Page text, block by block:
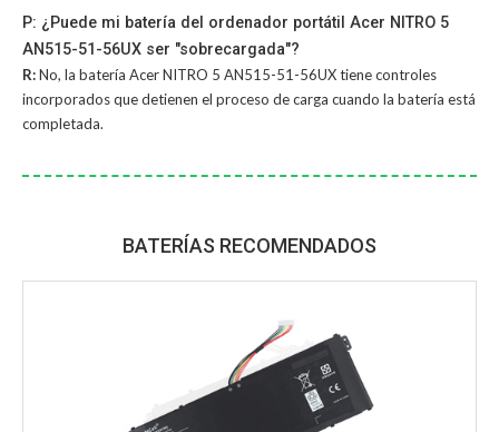
P: ¿Puede mi batería del ordenador portátil Acer NITRO 5
AN515-51-56UX ser "sobrecargada"?
R:No, la batería Acer NITRO 5 AN515-51-56UXtiene controles
incorporados que detienen el proceso de carga cuando la batería está
completada.
BATERÍAS RECOMENDADOS